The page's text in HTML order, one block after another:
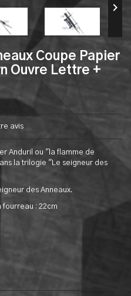

Coupe Papier
Ouvre Lettre +
avis
Anduril ou "la flamme de
la trilogie "Le seigneur des
des Anneaux.
: 22cm